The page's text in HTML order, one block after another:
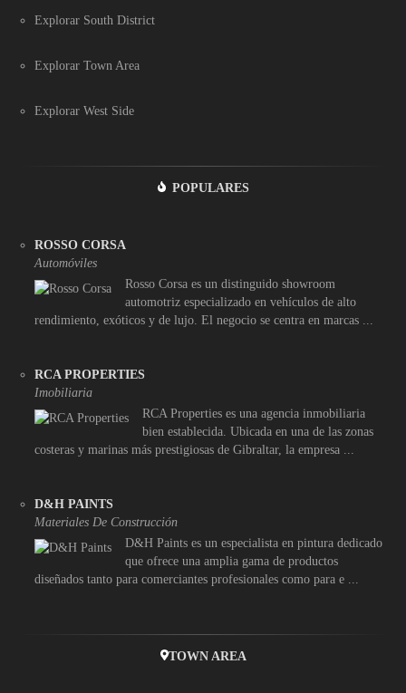
Explorar South District
Explorar Town Area
Explorar West Side
POPULARES
ROSSO CORSA
Automóviles
Rosso Corsa es un distinguido showroom
automotriz especializado en vehículos de alto
rendimiento, exóticos y de lujo. El negocio se centra en marcas ...
RCA PROPERTIES
Imobiliaria
RCA Properties es una agencia inmobiliaria
bien establecida. Ubicada en una de las zonas
costeras y marinas más prestigiosas de Gibraltar, la empresa ...
D&H PAINTS
Materiales De Construcción
D&H Paints es un especialista en pintura dedicado
que ofrece una amplia gama de productos
diseñados tanto para comerciantes profesionales como para e ...
TOWN AREA